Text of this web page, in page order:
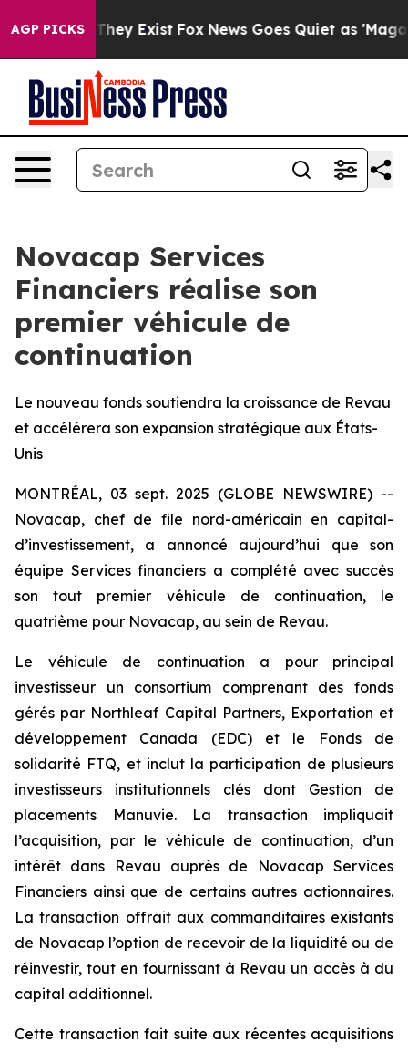
AGP PICKS
Proof They Exist Fox News Goes Quiet as 'Maga
Novacap Services
Financiers réalise son
premier véhicule de
continuation
Le nouveau fonds soutiendra la croissance de Revau
et accélérera son expansion stratégique aux États-
Unis
MONTRÉAL, 03 sept. 2025 (GLOBE NEWSWIRE) --
Novacap, chef de file nord-américain en capital-
d’investissement, a annoncé aujourd’hui que son
équipe Services financiers a complété avec succès
son tout premier véhicule de continuation, le
quatrième pour Novacap, au sein de Revau.
Le véhicule de continuation a pour principal
investisseur un consortium comprenant des fonds
gérés par Northleaf Capital Partners, Exportation et
développement Canada (EDC) et le Fonds de
solidarité FTQ, et inclut la participation de plusieurs
investisseurs institutionnels clés dont Gestion de
placements Manuvie. La transaction impliquait
l’acquisition, par le véhicule de continuation, d’un
intérêt dans Revau auprès de Novacap Services
Financiers ainsi que de certains autres actionnaires.
La transaction offrait aux commanditaires existants
de Novacap l’option de recevoir de la liquidité ou de
réinvestir, tout en fournissant à Revau un accès à du
capital additionnel.
Cette transaction fait suite aux récentes acquisitions